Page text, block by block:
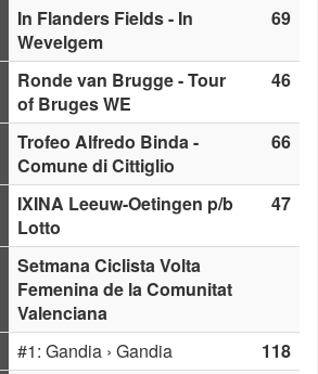
In Flanders Fields - In
Wevelgem
69
Ronde van Brugge - Tour
of Bruges WE
46
Trofeo Alfredo Binda -
Comune di Cittiglio
66
IXINA Leeuw-Oetingen p/b
Lotto
47
Setmana Ciclista Volta
Femenina de la Comunitat
Valenciana
#1: Gandia › Gandia
118